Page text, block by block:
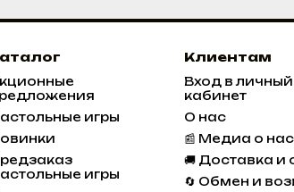
игры
игры
Клиентам
Вход в личный
кабинет
О нас
📰 Медиа о нас
🚚 Доставка и
🔄 Обмен и